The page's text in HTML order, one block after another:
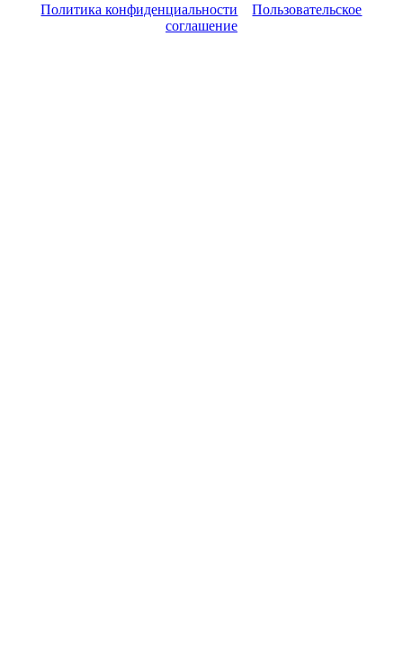
Политика конфиденциальности
Пользовательское
соглашение